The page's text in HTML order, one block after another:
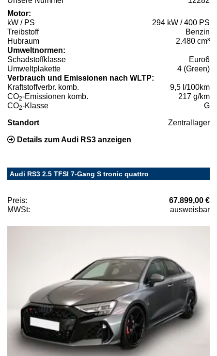
Motor:
kW / PS
294 kW / 400 PS
Treibstoff
Benzin
Hubraum
2.480 cm³
Umweltnormen:
Schadstoffklasse
Euro6
Umweltplakette
4 (Green)
Verbrauch und Emissionen nach WLTP:
Kraftstoffverbr. komb.
9,5 l/100km
CO2-Emissionen komb.
217 g/km
CO2-Klasse G
Standort Zentrallager
Details zum Audi RS3 anzeigen
Audi RS3 2.5 TFSI 7-Gang S tronic quattro
Preis:
67.899,00 €
MWSt:
ausweisbar